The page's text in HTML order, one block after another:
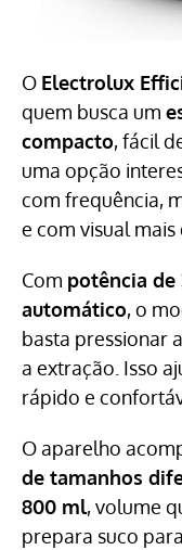
O Electrolux
quem busca um
compacto, fácil
uma opção
com frequência,
e com visual mais
Com potência de
automático, o
basta pressionar
a extração. Isso
rápido e
O aparelho
de tamanhos
800 ml, volume
prepara suco